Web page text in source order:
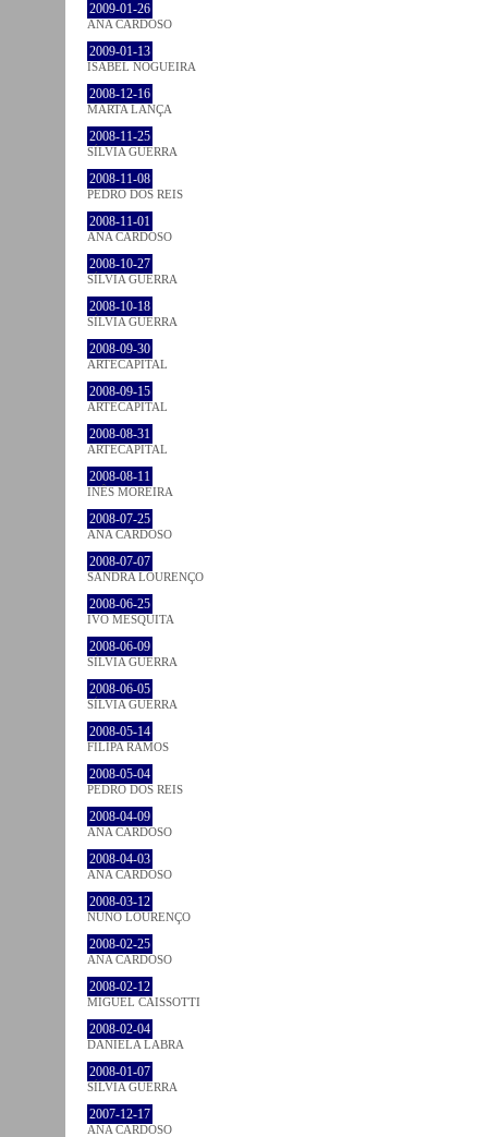
2009-01-26
ANA CARDOSO
2009-01-13
ISABEL NOGUEIRA
2008-12-16
MARTA LANÇA
2008-11-25
SÍLVIA GUERRA
2008-11-08
PEDRO DOS REIS
2008-11-01
ANA CARDOSO
2008-10-27
SÍLVIA GUERRA
2008-10-18
SÍLVIA GUERRA
2008-09-30
ARTECAPITAL
2008-09-15
ARTECAPITAL
2008-08-31
ARTECAPITAL
2008-08-11
INÊS MOREIRA
2008-07-25
ANA CARDOSO
2008-07-07
SANDRA LOURENÇO
2008-06-25
IVO MESQUITA
2008-06-09
SÍLVIA GUERRA
2008-06-05
SÍLVIA GUERRA
2008-05-14
FILIPA RAMOS
2008-05-04
PEDRO DOS REIS
2008-04-09
ANA CARDOSO
2008-04-03
ANA CARDOSO
2008-03-12
NUNO LOURENÇO
2008-02-25
ANA CARDOSO
2008-02-12
MIGUEL CAISSOTTI
2008-02-04
DANIELA LABRA
2008-01-07
SÍLVIA GUERRA
2007-12-17
ANA CARDOSO